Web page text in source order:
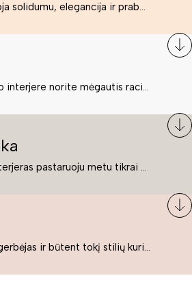
Klasikiniai baldai alsuoja solidumu, elegancija ir prabanga. Paprastai jie būna masyvūs, kuria didybės įspūdį. Neabejotinai jie bus geriausias pasirinkimas estetiškam ir rafinuotam klasikiniam namų interjerui. Kartais klasikiniai baldai traktuojami kaip senoviniai, bet tai ne tiesa – klasika yra stilius, neišsemiama elegancija ir rafinuotumas.
Jei savo namų ar biuro interjere norite mėgautis racionaliai išnaudotomis erdvėmis, funkcionalumu ir esate neabejingi tamsesniam koloritui bei praktiškiems sprendimams, tuomet industrinis stilius bus būtent tai, ko Jums reikia. O industrinio stiliaus baldus išsirinksite mūsų asortimente.
Modernios klasikos interjeras pastaruoju metu tikrai yra „ant bangos“. Tie, kurie nenori pernelyg nutolti nuo klasikos, bet drauge žavisi šiuolaikiškais sprendimais, su malonumu savo namuose kuria klasikos ir modernaus interjero tandemą – elegantišką, subtilų ir žavingą.
Jei esate prabangos gerbėjas ir būtent tokį stilių kuriate savo namuose ar biure, tuomet solidūs, prabangūs baldai nepriekaištingai įsilies į Jūsų kuriamą interjerą.